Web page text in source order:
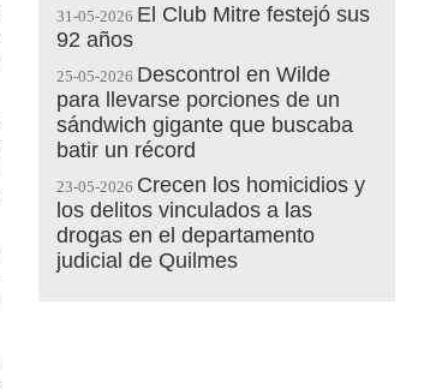
31-05-2026 El Club Mitre festejó sus
92 años
25-05-2026 Descontrol en Wilde
para llevarse porciones de un
sándwich gigante que buscaba
batir un récord
23-05-2026 Crecen los homicidios y
los delitos vinculados a las
drogas en el departamento
judicial de Quilmes